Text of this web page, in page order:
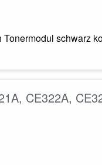
schwarz
CE322A,